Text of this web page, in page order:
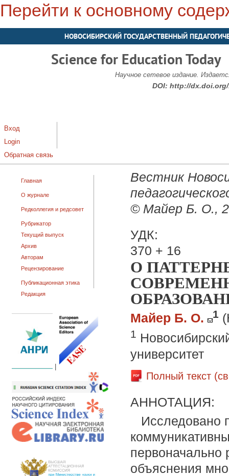
Перейти к основному
НОВОСИБИРСКИЙ ГОСУДАРСТВЕННЫЙ
Science for Education Today
Научное сетевое издание.
DOI: http://dx.doi.org/
Вход
Login
Обратная связь
Главная
О журнале
Редколлегия и редсовет
Рубрикатор
Текущий выпуск
Архив
Авторам
Рецензирование
Публикационная этика
Редакция
Вестник
© Майер Б. О.,
УДК:
370 + 16
О ПАТТЕРНЕ
Майер Б. О. 1
1
университет
Полный текст
АННОТАЦИЯ:
Исследовано
первоначально
объяснения